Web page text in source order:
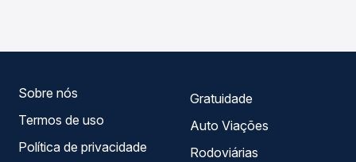
Sobre nós
Termos de uso
Política de privacidade
Gratuidade
Auto Viações
Rodoviárias